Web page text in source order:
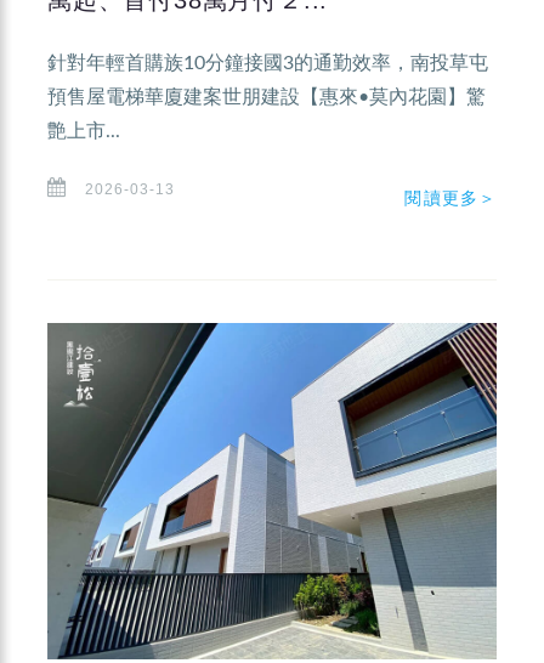
針對年輕首購族10分鐘接國3的通勤效率，南投草屯
預售屋電梯華廈建案世朋建設【惠來•莫內花園】驚
艶上市...
2026-03-13 閱讀更多＞